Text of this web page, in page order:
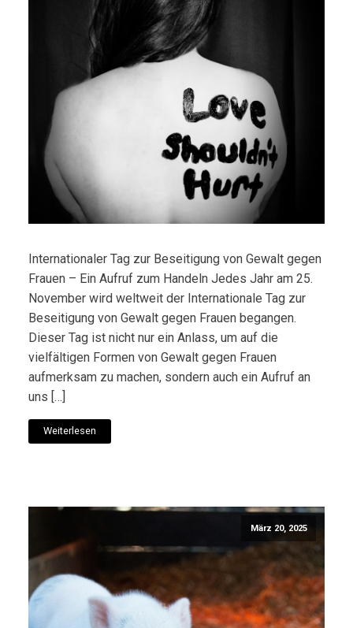
Internationaler Tag zur Beseitigung von Gewalt gegen
Frauen – Ein Aufruf zum Handeln Jedes Jahr am 25.
November wird weltweit der Internationale Tag zur
Beseitigung von Gewalt gegen Frauen begangen.
Dieser Tag ist nicht nur ein Anlass, um auf die
vielfältigen Formen von Gewalt gegen Frauen
aufmerksam zu machen, sondern auch ein Aufruf an
uns […]
Weiterlesen
März 20, 2025